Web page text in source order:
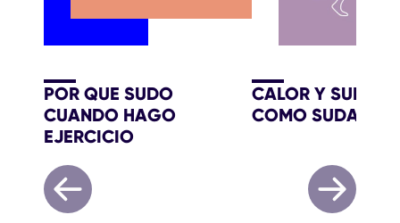
POR QUE SUDO
CUANDO HAGO
EJERCICIO
CALOR Y
COMO SUDAR